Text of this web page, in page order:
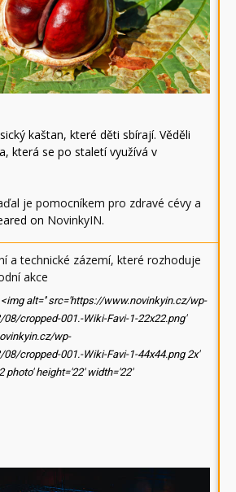
kaštan, které děti sbírají. Věděli
která se po staletí využívá v
je pomocníkem pro zdravé cévy a
on NovinkyIN.
a technické zázemí, které rozhoduje
akce
<img alt='' src='https://www.novinkyin.cz/wp-
cropped-001.-Wiki-Favi-1-22x22.png'
wp-
cropped-001.-Wiki-Favi-1-44x44.png 2x'
photo' height='22' width='22'